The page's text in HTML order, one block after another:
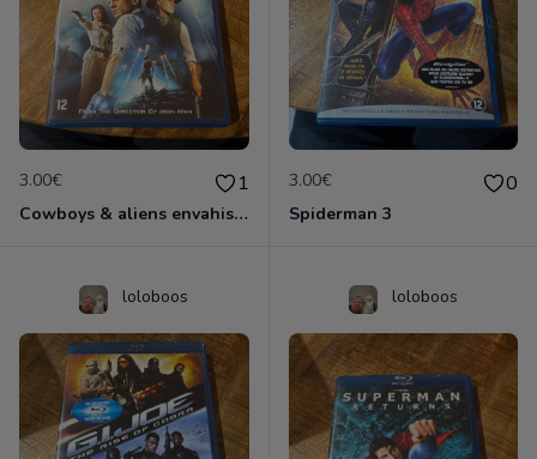
3.00€ 1
Cowboys & aliens envahisseurs
3.00€ 0
Spiderman 3
loloboos loloboos